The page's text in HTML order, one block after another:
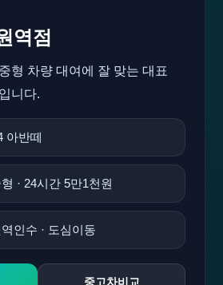
역점
형 차량 대여에 잘 맞는 대표
니다.
아반떼
· 24시간 5만1천원
인수 · 도심이동
중고차비교